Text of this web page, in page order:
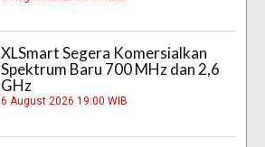
XLSmart Segera Komersialkan
Spektrum Baru 700 MHz dan 2,6
GHz
6 August 2026 19:00 WIB